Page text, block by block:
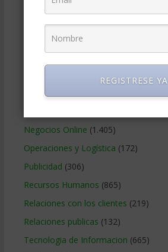
(125)
Marketing(988)
Métodos Gerenciales
Negocios Online (1.405)
Operaciones y Logística (172)
Publicidad (306)
Recursos Humanos (865)
Relaciones con los clientes (219)
Relaciones publicas (132)
Tecnologia de Informacion (665)
REGISTRESE YA